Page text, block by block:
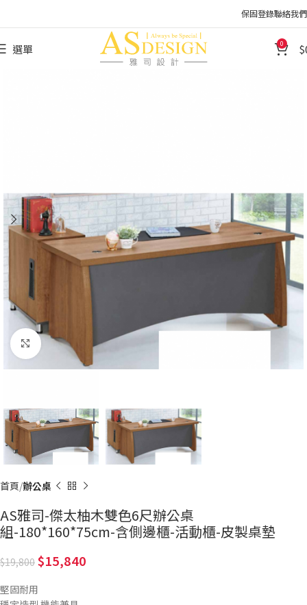
保固登錄聯絡我們
選單 0
Click to enlarge
首頁 辦公桌
AS雅司-傑太柚木雙色6尺辦公桌
組-180*160*75cm-含側邊櫃-活動櫃-皮製桌墊
19,800 15,840
堅固耐用